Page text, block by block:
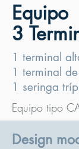
Equipo
3
1 terminal
1 terminal
1 seringa
Equipo tipo
Design